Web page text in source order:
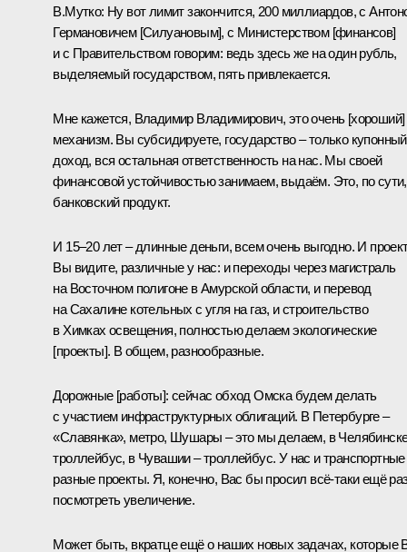
В.Мутко: Ну вот лимит закончится, 200 миллиардов, с
Германовичем [Силуановым], с Министерством [финансов]
и с Правительством говорим: ведь здесь же на один рубль,
выделяемый государством, пять привлекается.
Мне кажется, Владимир Владимирович, это очень [хороший]
механизм. Вы субсидируете, государство – только купонный
доход, вся остальная ответственность на нас. Мы своей
финансовой устойчивостью занимаем, выдаём. Это, по сути,
банковский продукт.
И 15–20 лет – длинные деньги, всем очень выгодно. И
Вы видите, различные у нас: и переходы через магистраль
на Восточном полигоне в Амурской области, и перевод
на Сахалине котельных с угля на газ, и строительство
в Химках освещения, полностью делаем экологические
[проекты]. В общем, разнообразные.
Дорожные [работы]: сейчас обход Омска будем делать
с участием инфраструктурных облигаций. В Петербурге –
«Славянка», метро, Шушары – это мы делаем, в
троллейбус, в Чувашии – троллейбус. У нас и транспортные
разные проекты. Я, конечно, Вас бы просил всё-таки ещё
посмотреть увеличение.
Может быть, вкратце ещё о наших новых задачах, которые